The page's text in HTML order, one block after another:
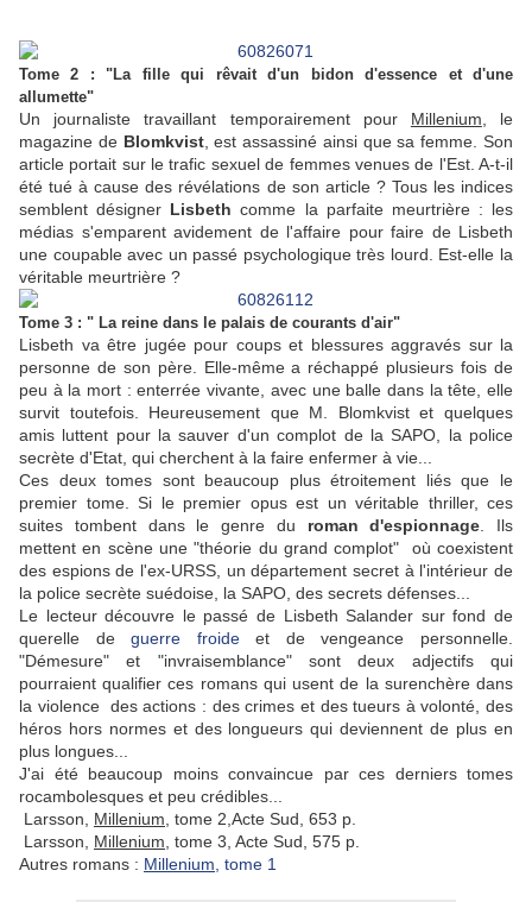
Tome 2 : "La fille qui rêvait d'un bidon d'essence et d'une
allumette"
Un journaliste travaillant temporairement pour Millenium , le
magazine de Blomkvist, est assassiné ainsi que sa femme. Son
article portait sur le trafic sexuel de femmes venues de l'Est. A-t-il
été tué à cause des révélations de son article ? Tous les indices
semblent désigner Lisbeth comme la parfaite meurtrière : les
médias s'emparent avidement de l'affaire pour faire de Lisbeth
une coupable avec un passé psychologique très lourd. Est-elle la
véritable meurtrière ?
Tome 3 : " La reine dans le palais de courants d'air"
Lisbeth va être jugée pour coups et blessures aggravés sur la
personne de son père. Elle-même a réchappé plusieurs fois de
peu à la mort : enterrée vivante, avec une balle dans la tête, elle
survit toutefois. Heureusement que M. Blomkvist et quelques
amis luttent pour la sauver d'un complot de la SAPO, la police
secrète d'Etat, qui cherchent à la faire enfermer à vie...
Ces deux tomes sont beaucoup plus étroitement liés que le
premier tome. Si le premier opus est un véritable thriller, ces
suites tombent dans le genre du roman d'espionnage . Ils
mettent en scène une "théorie du grand complot" où coexistent
des espions de l'ex-URSS, un département secret à l'intérieur de
la police secrète suédoise, la SAPO, des secrets défenses...
Le lecteur découvre le passé de Lisbeth Salander sur fond de
querelle deguerre froideet de vengeance personnelle.
"Démesure" et "invraisemblance" sont deux adjectifs qui
pourraient qualifier ces romans qui usent de la surenchère dans
la violence des actions : des crimes et des tueurs à volonté, des
héros hors normes et des longueurs qui deviennent de plus en
plus longues...
J'ai été beaucoup moins convaincue par ces derniers tomes
rocambolesques et peu crédibles...
Larsson, Millenium , tome 2,Acte Sud, 653 p.
Larsson, Millenium, tome 3, Acte Sud, 575 p.
Autres romans : Millenium , tome 1